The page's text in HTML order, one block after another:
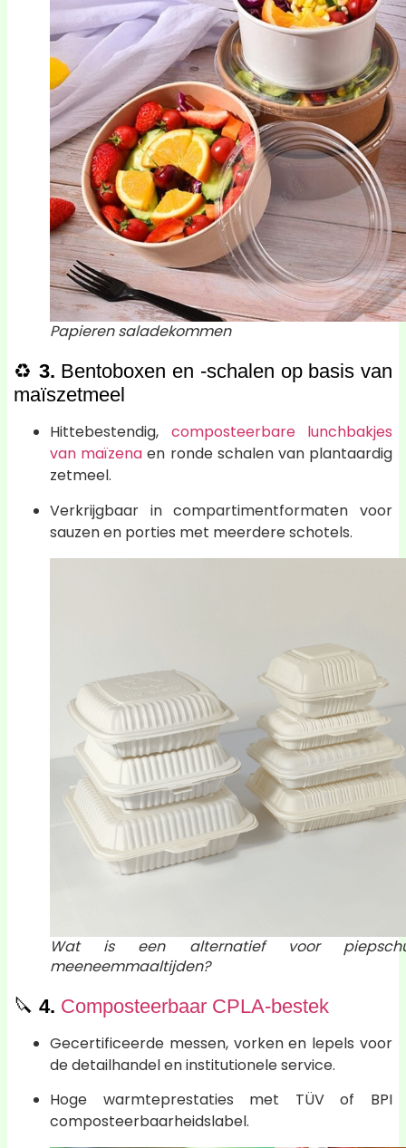
Papieren saladekommen
♻️ 3. Bentoboxen en -schalen op basis van
maïszetmeel
Hittebestendig, composteerbare lunchbakjes
van maïzena en ronde schalen van plantaardig
zetmeel.
Verkrijgbaar in compartimentformaten voor
sauzen en porties met meerdere schotels.
Wat is een alternatief voor
meeneemmaaltijden?
🔪 4. Composteerbaar CPLA-bestek
Gecertificeerde messen, vorken en lepels voor
de detailhandel en institutionele service.
Hoge warmteprestaties met TÜV of BPI
composteerbaarheidslabel.